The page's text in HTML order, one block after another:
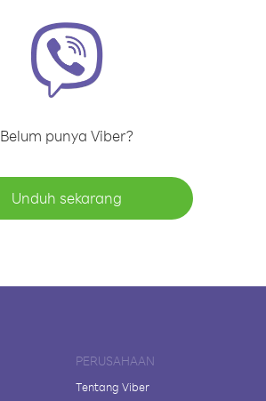
Belum punya Viber?
Unduh sekarang
PERUSAHAAN
Tentang Viber